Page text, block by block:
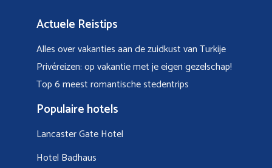
Actuele Reistips
Alles over vakanties aan de zuidkust van Turkije
Privéreizen: op vakantie met je eigen gezelschap!
Top 6 meest romantische stedentrips
Populaire hotels
Lancaster Gate Hotel
Hotel Badhaus